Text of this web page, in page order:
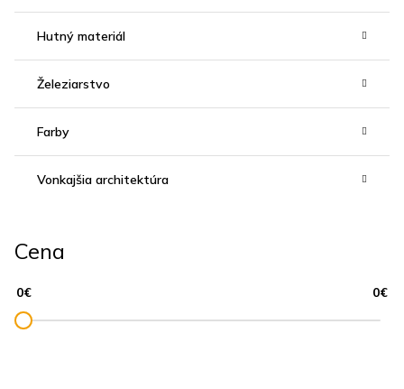
Hutný materiál
Železiarstvo
Farby
Vonkajšia architektúra
Cena